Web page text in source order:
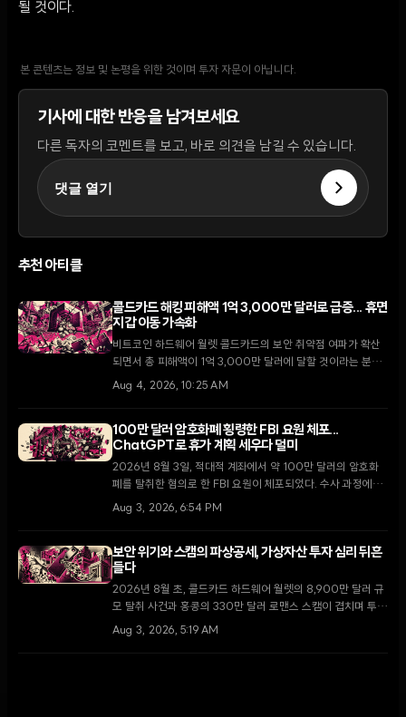
될 것이다.
본 콘텐츠는 정보 및 논평을 위한 것이며 투자 자문이 아닙니다.
기사에 대한 반응을 남겨보세요
다른 독자의 코멘트를 보고, 바로 의견을 남길 수 있습니다.
댓글 열기
추천 아티클
콜드카드 해킹 피해액 1억 3,000만 달러로 급증... 휴면
지갑 이동 가속화
비트코인 하드웨어 월렛 콜드카드의 보안 취약점 여파가 확산
되면서 총 피해액이 1억 3,000만 달러에 달할 것이라는 분석
이 나왔다. 2021년 펌웨어 결함에서 비롯된 이번 사태로 10년
Aug 4, 2026, 10:25 AM
100만 달러 암호화폐 횡령한 FBI 요원 체포...
ChatGPT로 휴가 계획 세우다 덜미
2026년 8월 3일, 적대적 계좌에서 약 100만 달러의 암호화
폐를 탈취한 혐의로 한 FBI 요원이 체포되었다. 수사 과정에서
해당 요원이 횡령 자금을 사용하기 위해 ChatGPT로 여행 일
Aug 3, 2026, 6:54 PM
보안 위기와 스캠의 파상공세, 가상자산 투자 심리 뒤흔
들다
2026년 8월 초, 콜드카드 하드웨어 월렛의 8,900만 달러 규
모 탈취 사건과 홍콩의 330만 달러 로맨스 스캠이 겹치며 투자
자들이 자가 수탁 대신 중앙화 거래소로 회귀하는 이례적인 현
Aug 3, 2026, 5:19 AM